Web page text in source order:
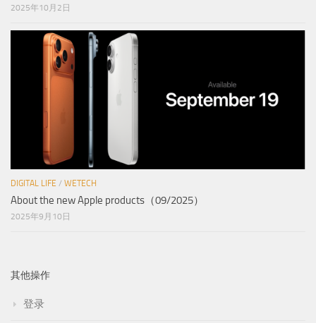
2025年10月2日
DIGITAL LIFE / WETECH
About the new Apple products（09/2025）
2025年9月10日
其他操作
登录